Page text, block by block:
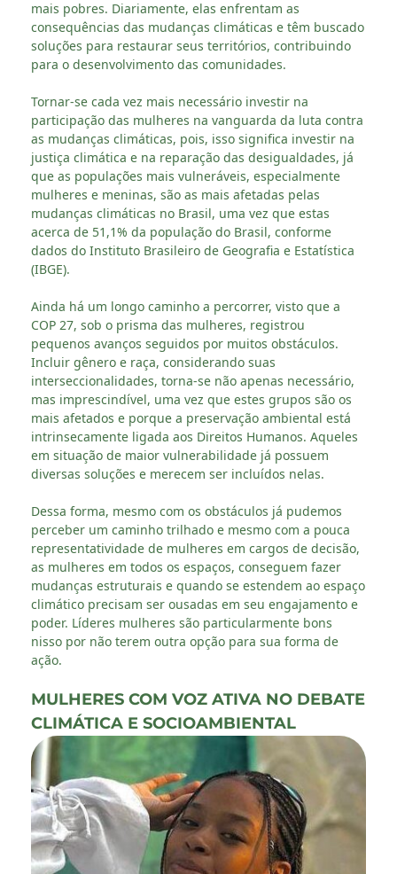
mais pobres. Diariamente, elas enfrentam as
consequências das mudanças climáticas e têm buscado
soluções para restaurar seus territórios, contribuindo
para o desenvolvimento das comunidades.
Tornar-se cada vez mais necessário investir na
participação das mulheres na vanguarda da luta contra
as mudanças climáticas, pois, isso significa investir na
justiça climática e na reparação das desigualdades, já
que as populações mais vulneráveis, especialmente
mulheres e meninas, são as mais afetadas pelas
mudanças climáticas no Brasil, uma vez que estas
acerca de 51,1% da população do Brasil, conforme
dados do Instituto Brasileiro de Geografia e Estatística
(IBGE).
Ainda há um longo caminho a percorrer, visto que a
COP 27, sob o prisma das mulheres, registrou
pequenos avanços seguidos por muitos obstáculos.
Incluir gênero e raça, considerando suas
interseccionalidades, torna-se não apenas necessário,
mas imprescindível, uma vez que estes grupos são os
mais afetados e porque a preservação ambiental está
intrinsecamente ligada aos Direitos Humanos. Aqueles
em situação de maior vulnerabilidade já possuem
diversas soluções e merecem ser incluídos nelas.
Dessa forma, mesmo com os obstáculos já pudemos
perceber um caminho trilhado e mesmo com a pouca
representatividade de mulheres em cargos de decisão,
as mulheres em todos os espaços, conseguem fazer
mudanças estruturais e quando se estendem ao espaço
climático precisam ser ousadas em seu engajamento e
poder. Líderes mulheres são particularmente bons
nisso por não terem outra opção para sua forma de
ação.
MULHERES COM VOZ ATIVA NO DEBATE
CLIMÁTICA E SOCIOAMBIENTAL